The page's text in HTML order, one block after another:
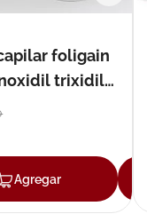
foligain
trixidil
ml
Agregar